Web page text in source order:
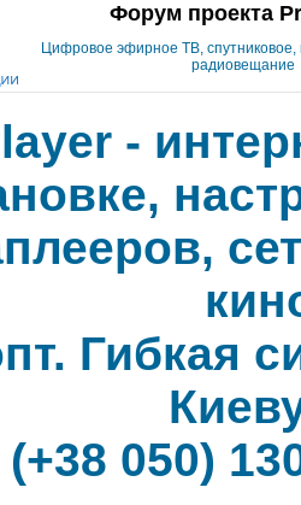
Форум проекта
Цифровое эфирное ТВ, спутниковое,
радиовещание
-
Гибкая
050)